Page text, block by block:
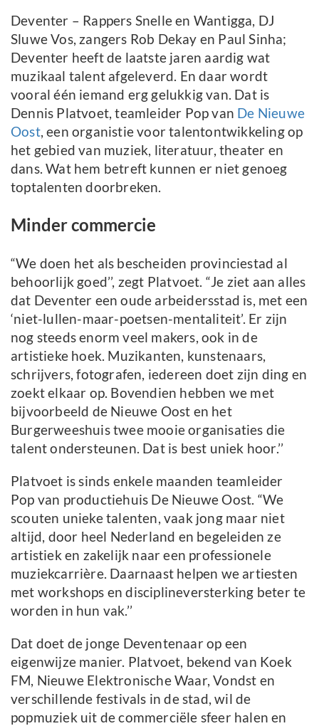
Deventer – Rappers Snelle en Wantigga, DJ
Sluwe Vos, zangers Rob Dekay en Paul Sinha;
Deventer heeft de laatste jaren aardig wat
muzikaal talent afgeleverd. En daar wordt
vooral één iemand erg gelukkig van. Dat is
Dennis Platvoet, teamleider Pop van De Nieuwe
Oost, een organistie voor talentontwikkeling op
het gebied van muziek, literatuur, theater en
dans. Wat hem betreft kunnen er niet genoeg
toptalenten doorbreken.
Minder commercie
“We doen het als bescheiden provinciestad al
behoorlijk goed’’, zegt Platvoet. “Je ziet aan alles
dat Deventer een oude arbeidersstad is, met een
‘niet-lullen-maar-poetsen-mentaliteit’. Er zijn
nog steeds enorm veel makers, ook in de
artistieke hoek. Muzikanten, kunstenaars,
schrijvers, fotografen, iedereen doet zijn ding en
zoekt elkaar op. Bovendien hebben we met
bijvoorbeeld de Nieuwe Oost en het
Burgerweeshuis twee mooie organisaties die
talent ondersteunen. Dat is best uniek hoor.’’
Platvoet is sinds enkele maanden teamleider
Pop van productiehuis De Nieuwe Oost. “We
scouten unieke talenten, vaak jong maar niet
altijd, door heel Nederland en begeleiden ze
artistiek en zakelijk naar een professionele
muziekcarrière. Daarnaast helpen we artiesten
met workshops en disciplineversterking beter te
worden in hun vak.’’
Dat doet de jonge Deventenaar op een
eigenwijze manier. Platvoet, bekend van Koek
FM, Nieuwe Elektronische Waar, Vondst en
verschillende festivals in de stad, wil de
popmuziek uit de commerciële sfeer halen en